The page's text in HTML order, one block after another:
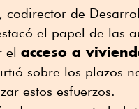
codirector de
el papel de las
el acceso a
sobre los plazos
estos esfuerzos.